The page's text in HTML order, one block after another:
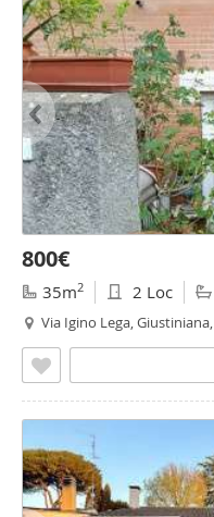
800€
35m2 2 Loc
Via Igino Lega, Giustiniana,